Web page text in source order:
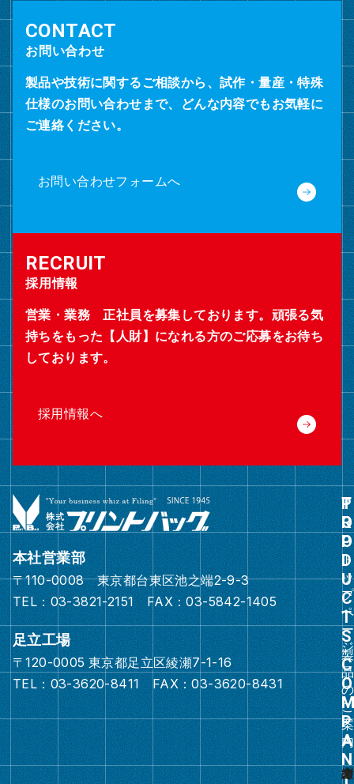
お問い合わせ
製品や技術に関するご相談から、試作・量産・特殊
仕様のお問い合わせまで、どんな内容でもお気軽に
ご連絡ください。
お問い合わせフォームへ
採用情報
営業・業務 正社員を募集しております。頑張る気
持ちをもった【人財】になれる方のご応募をお待ち
しております。
採用情報へ
本社営業部
〒110-0008 東京都台東区池之端2-9-3
TEL：03-3821-2151 FAX：03-5842-1405
足立工場
〒120-0005 東京都足立区綾瀬7-1-16
TEL：03-3620-8411 FAX：03-3620-8431
ト
ッ
プ
ペ
ー
ジ
グ
ル
ー
プ
リ
ン
ク
グ
ル
ー
プ
リ
ン
製
品
の
ご
案
内
オ
白
ス
カ
オ
タ
そ
綴